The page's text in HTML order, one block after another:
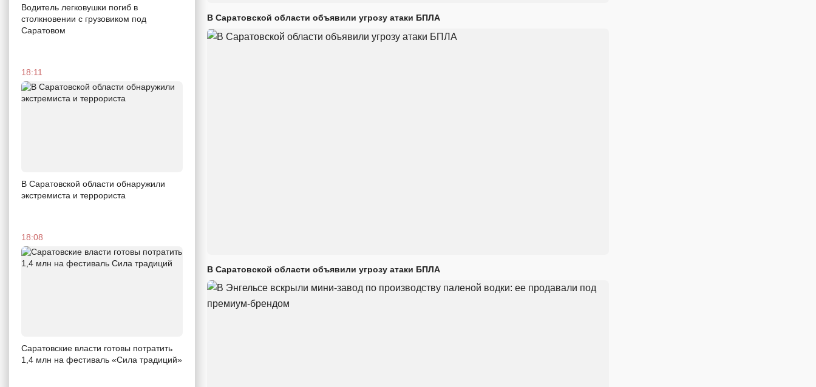
Водитель легковушки погиб в
столкновении с грузовиком под
Саратовом
18:11
В Саратовской области обнаружили
экстремиста и террориста
18:08
Саратовские власти готовы потратить
1,4 млн на фестиваль «Сила традиций»
В Саратовской области объявили угрозу атаки БПЛА
В Саратовской области объявили угрозу атаки БПЛА